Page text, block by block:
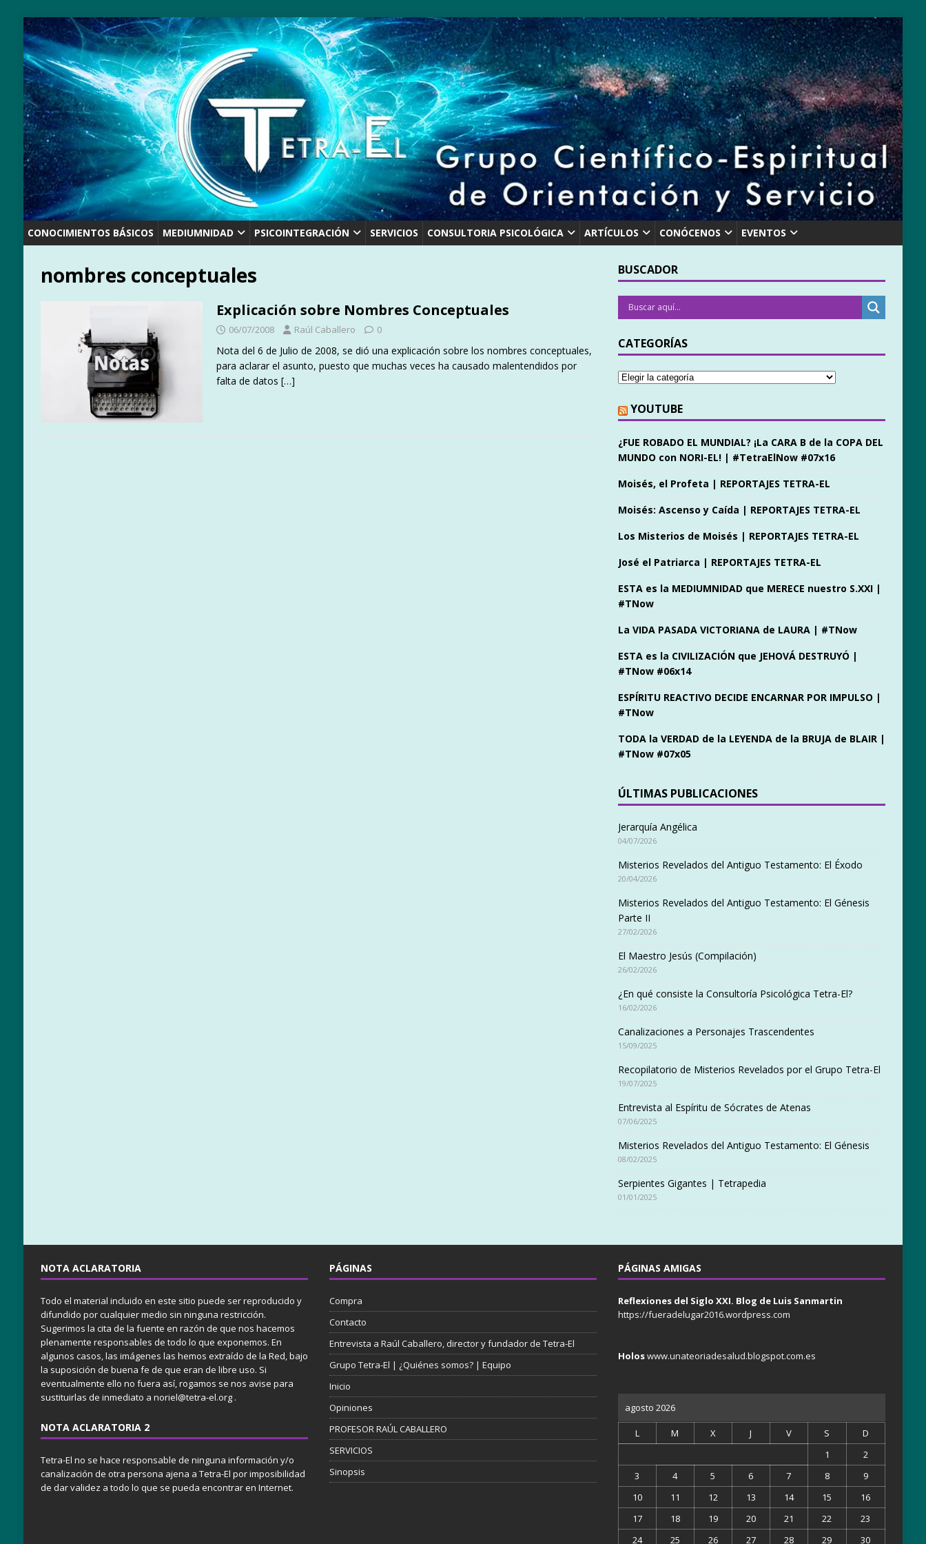
CONOCIMIENTOS BÁSICOS MEDIUMNIDAD PSICOINTEGRACIÓN SERVICIOS CONSULTORIA PSICOLÓGICA ARTÍCULOS CONÓCENOS EVENTOS
nombres conceptuales
Explicación sobre Nombres Conceptuales
06/07/2008 Raúl Caballero 0
Nota del 6 de Julio de 2008, se dió una explicación sobre los nombres conceptuales,
para aclarar el asunto, puesto que muchas veces ha causado malentendidos por
falta de datos […]
BUSCADOR
CATEGORÍAS
YOUTUBE
¿FUE ROBADO EL MUNDIAL? ¡La CARA B de la COPA DEL
MUNDO con NORI-EL! | #TetraElNow #07x16
Moisés, el Profeta | REPORTAJES TETRA-EL
Moisés: Ascenso y Caída | REPORTAJES TETRA-EL
Los Misterios de Moisés | REPORTAJES TETRA-EL
José el Patriarca | REPORTAJES TETRA-EL
ESTA es la MEDIUMNIDAD que MERECE nuestro S.XXI |
#TNow
La VIDA PASADA VICTORIANA de LAURA | #TNow
ESTA es la CIVILIZACIÓN que JEHOVÁ DESTRUYÓ |
#TNow #06x14
ESPÍRITU REACTIVO DECIDE ENCARNAR POR IMPULSO |
#TNow
TODA la VERDAD de la LEYENDA de la BRUJA de BLAIR |
#TNow #07x05
ÚLTIMAS PUBLICACIONES
Jerarquía Angélica
04/07/2026
Misterios Revelados del Antiguo Testamento: El Éxodo
20/04/2026
Misterios Revelados del Antiguo Testamento: El Génesis
Parte II
27/02/2026
El Maestro Jesús (Compilación)
26/02/2026
¿En qué consiste la Consultoría Psicológica Tetra-El?
16/02/2026
Canalizaciones a Personajes Trascendentes
15/09/2025
Recopilatorio de Misterios Revelados por el Grupo Tetra-El
19/07/2025
Entrevista al Espíritu de Sócrates de Atenas
07/06/2025
Misterios Revelados del Antiguo Testamento: El Génesis
08/02/2025
Serpientes Gigantes | Tetrapedia
01/01/2025
NOTA ACLARATORIA
Todo el material incluido en este sitio puede ser reproducido y
difundido por cualquier medio sin ninguna restricción.
Sugerimos la cita de la fuente en razón de que nos hacemos
plenamente responsables de todo lo que exponemos. En
algunos casos, las imágenes las hemos extraído de la Red, bajo
la suposición de buena fe de que eran de libre uso. Si
eventualmente ello no fuera así, rogamos se nos avise para
sustituirlas de inmediato a noriel@tetra-el.org .
NOTA ACLARATORIA 2
Tetra-El no se hace responsable de ninguna información y/o
canalización de otra persona ajena a Tetra-El por imposibilidad
de dar validez a todo lo que se pueda encontrar en Internet.
PÁGINAS
Compra
Contacto
Entrevista a Raúl Caballero, director y fundador de Tetra-El
Grupo Tetra-El | ¿Quiénes somos? | Equipo
Inicio
Opiniones
PROFESOR RAÚL CABALLERO
SERVICIOS
Sinopsis
PÁGINAS AMIGAS
Reflexiones del Siglo XXI. Blog de Luis Sanmartin
https://fueradelugar2016.wordpress.com
Holoswww.unateoriadesalud.blogspot.com.es
agosto 2026
L M X J V S
D
1
2
3
4 5 6 7 8
9
10
11 12 13 14 15
16
17
18 19 20 21 22
23
24
25 26 27 28 29 30